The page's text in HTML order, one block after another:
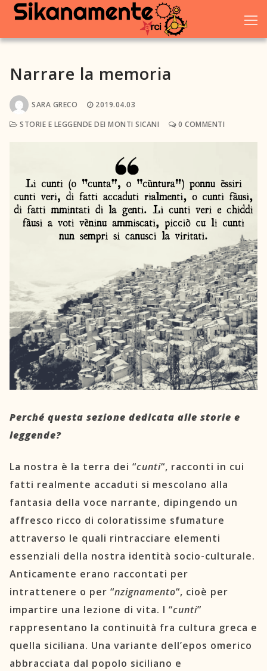
Vai
contenuto
Chi siamo
Eventi
Galleria
Dove trovarci
C.A.O.S.
Prenota un letto
Contattaci
Newsletter
TRASPARENZA
Circolo Sikanamente
Narrare la memoria
SARA GRECO
2019.04.03
STORIE E LEGGENDE DEI MONTI SICANI
0 COMMENTI
Perché questa sezione dedicata alle storie e
leggende?
La nostra è la terra dei “cunti“, racconti in cui
fatti realmente accaduti si mescolano alla
fantasia della voce narrante, dipingendo un
affresco ricco di coloratissime sfumature
attraverso le quali rintracciare elementi
essenziali della nostra identità socio-culturale.
Anticamente erano raccontati per
intrattenere o per “nzignamento“, cioè per
impartire una lezione di vita. I “cunti”
rappresentano la continuità fra cultura greca e
quella siciliana. Una variante dell’epos omerico
abbracciata dal popolo siciliano e